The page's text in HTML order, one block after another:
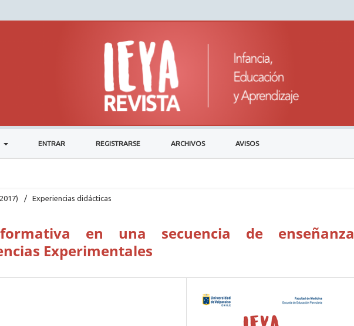
ENTRAR REGISTRARSE ARCHIVOS AVISOS
/ Experiencias didácticas
en una secuencia de enseñanza
Experimentales